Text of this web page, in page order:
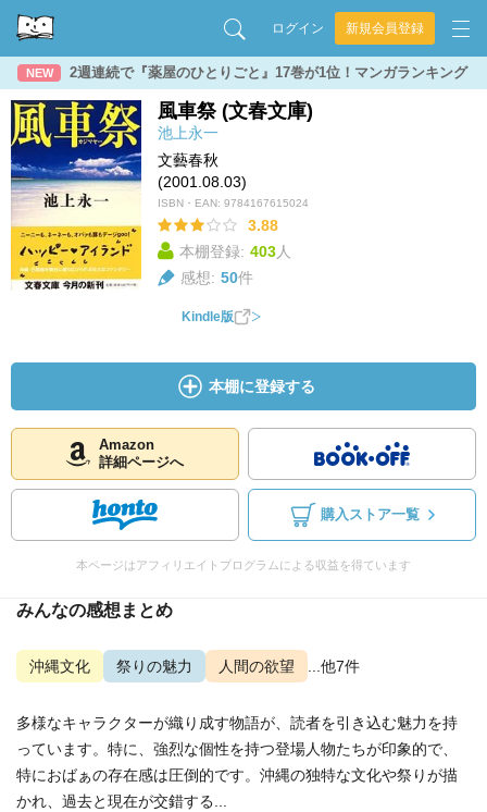
ログイン 新規会員登録
NEW 2週連続で『薬屋のひとりごと』17巻が1位！マンガランキング
風車祭 (文春文庫)
池上永一
文藝春秋
(2001.08.03)
ISBN・EAN: 9784167615024
3.88
本棚登録: 403人
感想: 50件
Kindle版
本棚に登録する
Amazon
詳細ページへ
購入ストア一覧
本ページはアフィリエイトプログラムによる収益を得ています
みんなの感想まとめ
沖縄文化 祭りの魅力 人間の欲望 ...他7件
多様なキャラクターが織り成す物語が、読者を引き込む魅力を持
っています。特に、強烈な個性を持つ登場人物たちが印象的で、
特におばぁの存在感は圧倒的です。沖縄の独特な文化や祭りが描
かれ、過去と現在が交錯する...